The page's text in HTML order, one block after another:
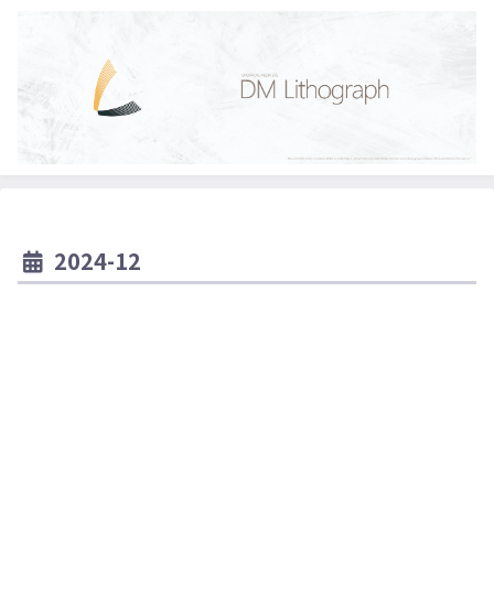
2024-12